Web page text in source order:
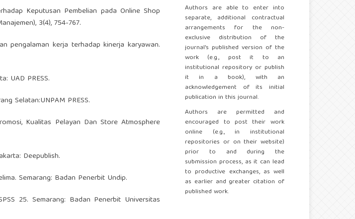
Keputusan Pembelian pada Online Shop
3(4), 754-767.
pengalaman kerja terhadap kinerja karyawan.
UAD PRESS.
Selatan:UNPAM PRESS.
Kualitas Pelayan Dan Store Atmosphere
Deepublish.
Semarang: Badan Penerbit Undip.
25. Semarang: Badan Penerbit Universitas
Authors are able to enter into
separate, additional contractual
arrangements for the non-
exclusive distribution of the
journal's published version of the
work (e.g., post it to an
institutional repository or publish
it in a book), with an
acknowledgement of its initial
publication in this journal.
Authors are permitted and
encouraged to post their work
online (e.g., in institutional
repositories or on their website)
prior to and during the
submission process, as it can lead
to productive exchanges, as well
as earlier and greater citation of
published work.